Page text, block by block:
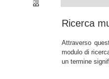
Ricerca
Attraverso
modulo di
un termine